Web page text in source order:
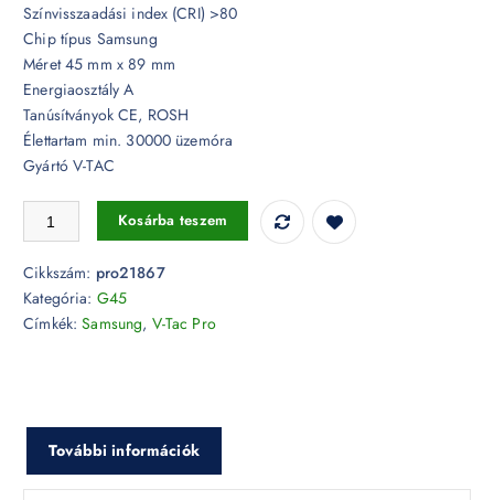
Színvisszaadási index (CRI) >80
Chip típus Samsung
Méret 45 mm x 89 mm
Energiaosztály A
Tanúsítványok CE, ROSH
Élettartam min. 30000 üzemóra
Gyártó V-TAC
6,5W LED izzó Samsung chip E27 G45 4000K 5 év garancia -
Kosárba teszem
Cikkszám: pro21867
Kategória: G45
Címkék:Samsung, V-Tac Pro
További információk